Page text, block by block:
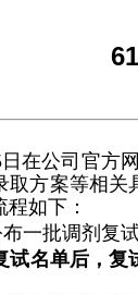
在公司官方
取方案等相关
如下：
一批调剂复试
试名单后，复